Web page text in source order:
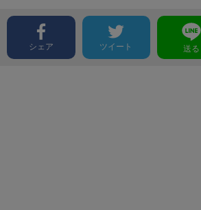
シェア ツイート 送る